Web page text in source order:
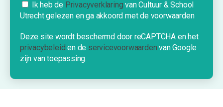
Over Cultuur & School Utrecht
Nieuwe school?
Cookies
Deze website gebruikt cookies om je
OK!
Ik heb de Privacyverklaring van Cultuur & School
Utrecht gelezen en ga akkoord met de voorwaarden
Deze site wordt beschermd door reCAPTCHA en het
privacybeleid en de servicevoorwaarden van Google
zijn van toepassing.